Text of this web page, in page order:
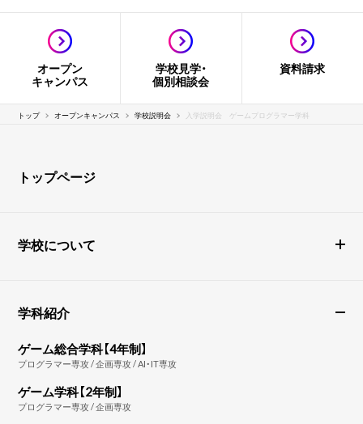
オープン
キャンパス
学校見学・
個別相談会
資料請求
トップ オープンキャンパス 学校説明会 入学説明会 ゲームプログラマー学科
トップページ
学校について
学科紹介
ゲーム総合学科【4年制】
プログラマー専攻 / 企画専攻 / AI・IT専攻
ゲーム学科【2年制】
プログラマー専攻 / 企画専攻